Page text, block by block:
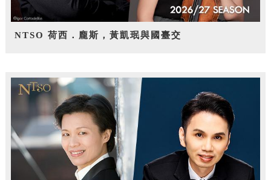
NTSO 荷西．龐斯，黃凱珉與國臺交